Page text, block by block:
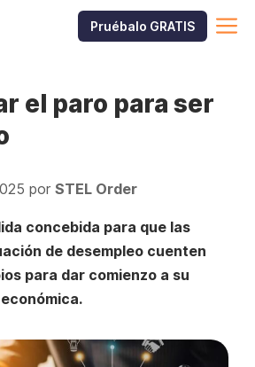
Pruébalo GRATIS
el paro para ser
por STEL Order
concebida para que las
de desempleo cuenten
para dar comienzo a su